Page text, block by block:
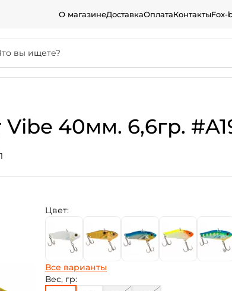
О магазинеДоставкаОплатаКонтактыFox-
40мм. 6,6гр.
1
Цвет:
Все варианты
Вес, гр: